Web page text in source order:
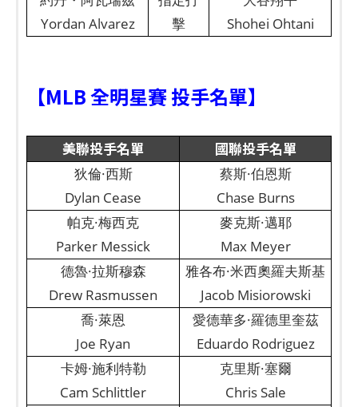
Yordan Alvarez
擊
Shohei Ohtani
【MLB 全明星賽 投手名單】
美聯投手名單 國聯投手名單
狄倫·西斯
Dylan Cease
蔡斯·伯恩斯
Chase Burns
帕克·梅西克
Parker Messick
麥克斯·邁耶
Max Meyer
德魯·拉斯穆森
Drew Rasmussen
雅各布·米西奧羅夫斯基
Jacob Misiorowski
喬·萊恩
Joe Ryan
愛德華多·羅德里奎茲
Eduardo Rodriguez
卡姆·施利特勒
Cam Schlittler
克里斯·塞爾
Chris Sale